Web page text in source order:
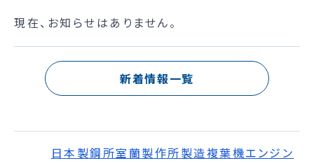
現在、お知らせはありません。
新着情報一覧
日本製鋼所室蘭製作所製造複葉機エンジン